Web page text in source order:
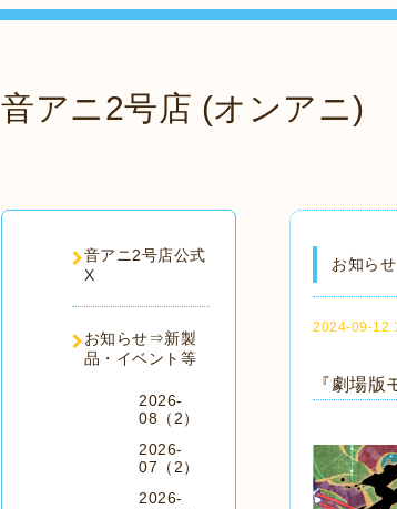
音アニ2号店 (オンアニ)
お知ら
2024-09-12
『劇場
音アニ2号店公式
X
お知らせ⇒新製
品・イベント等
2026-
08（2）
2026-
07（2）
2026-